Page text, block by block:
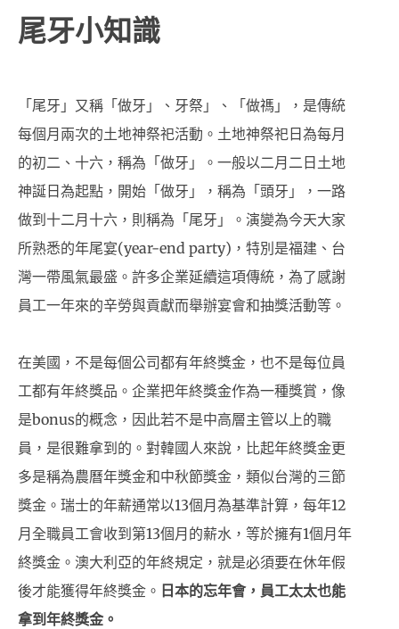
尾牙小知識
「尾牙」又稱「做牙」、牙祭」、「做禡」，是傳統
每個月兩次的土地神祭祀活動。土地神祭祀日為每月
的初二、十六，稱為「做牙」。一般以二月二日土地
神誕日為起點，開始「做牙」，稱為「頭牙」，一路
做到十二月十六，則稱為「尾牙」。演變為今天大家
所熟悉的年尾宴(year-end party)，特別是福建、台
灣一帶風氣最盛。許多企業延續這項傳統，為了感謝
員工一年來的辛勞與貢獻而舉辦宴會和抽獎活動等。
在美國，不是每個公司都有年終獎金，也不是每位員
工都有年終獎品。企業把年終獎金作為一種獎賞，像
是bonus的概念，因此若不是中高層主管以上的職
員，是很難拿到的。對韓國人來說，比起年終獎金更
多是稱為農曆年獎金和中秋節獎金，類似台灣的三節
獎金。瑞士的年薪通常以13個月為基準計算，每年12
月全職員工會收到第13個月的薪水，等於擁有1個月年
終獎金。澳大利亞的年終規定，就是必須要在休年假
後才能獲得年終獎金。 日本的忘年會， 員工太太也能
拿到年終獎金 。